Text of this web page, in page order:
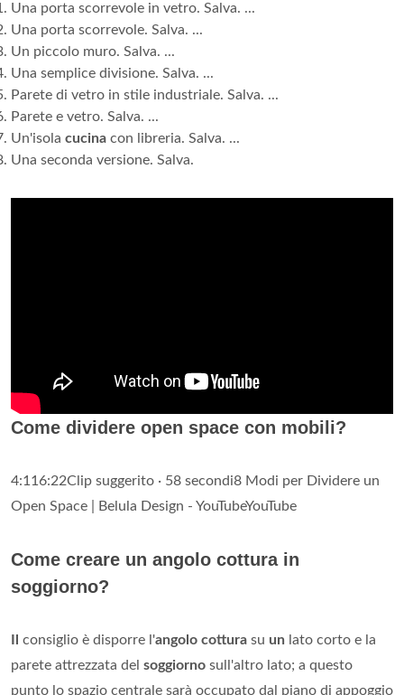
Una porta scorrevole in vetro. Salva. ...
Una porta scorrevole. Salva. ...
Un piccolo muro. Salva. ...
Una semplice divisione. Salva. ...
Parete di vetro in stile industriale. Salva. ...
Parete e vetro. Salva. ...
Un'isola cucina con libreria. Salva. ...
Una seconda versione. Salva.
Come dividere open space con mobili?
4:116:22Clip suggerito · 58 secondi8 Modi per Dividere un
Open Space | Belula Design - YouTubeYouTube
Come creare un angolo cottura in
soggiorno?
consiglio è disporre l'angolo cottura su un lato corto e la
parete attrezzata del soggiorno sull'altro lato; a questo
punto lo spazio centrale sarà occupato dal piano di appoggio